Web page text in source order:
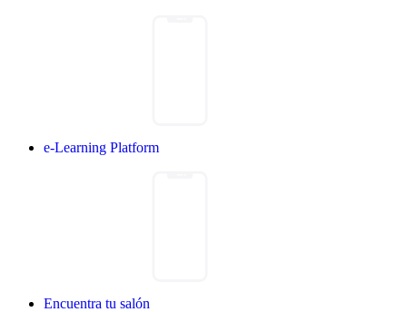
e-Learning Platform
Encuentra tu salón